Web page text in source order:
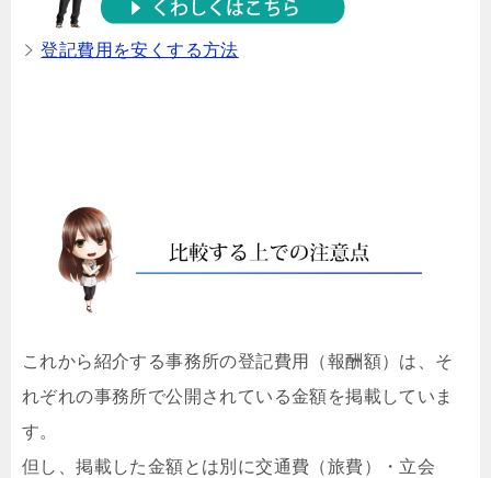
登記費用を安くする方法
これから紹介する事務所の登記費用（報酬額）は、そ
れぞれの事務所で公開されている金額を掲載していま
す。
但し、掲載した金額とは別に交通費（旅費）・立会